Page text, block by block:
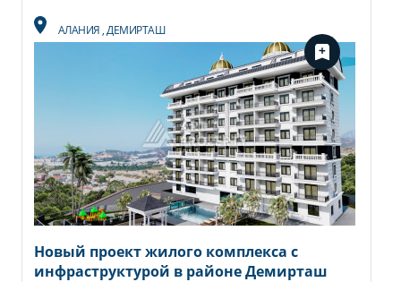
АЛАНИЯ,ДЕМИРТАШ
Новый проект жилого комплекса с
инфраструктурой в районе Демирташ